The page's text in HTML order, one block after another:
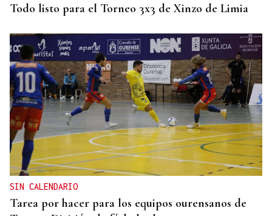
Todo listo para el Torneo 3x3 de Xinzo de Limia
SIN CALENDARIO
Tarea por hacer para los equipos ourensanos de